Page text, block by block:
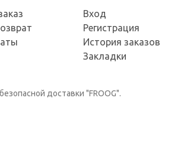
Вход
Регистрация
История заказов
Закладки
доставки "FROOG".